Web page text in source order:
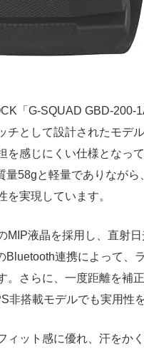
「G-SQUAD GBD-200-
チとして設計されたモデ
を感じにくい仕様となっ
量58gと軽量でありなが
実現しています。
液晶を採用し、直射日
連携によって、
。さらに、一度距離を補
搭載モデルでも実用性
ット感に優れ、汗をか